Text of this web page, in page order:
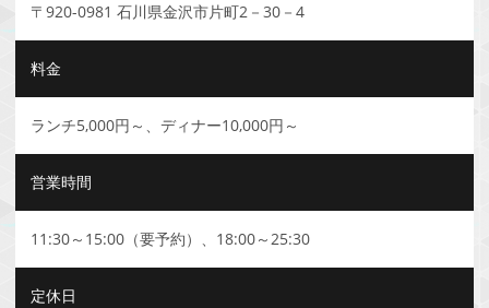
〒920-0981 石川県金沢市片町2－30－4
料金
ランチ5,000円～、ディナー10,000円～
営業時間
11:30～15:00（要予約）、18:00～25:30
定休日